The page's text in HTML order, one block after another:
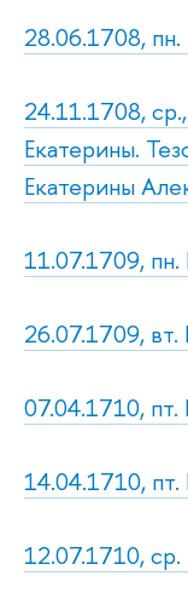
28.06.1708,
24.11.1708,
Екатерины.
Екатерины
11.07.1709,
26.07.1709,
07.04.1710,
14.04.1710,
12.07.1710,